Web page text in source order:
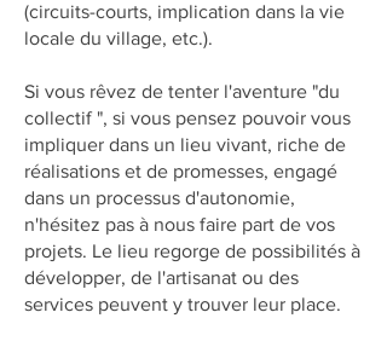
(circuits-courts, implication dans la vie
locale du village, etc.).
Si vous rêvez de tenter l'aventure "du
collectif ", si vous pensez pouvoir vous
impliquer dans un lieu vivant, riche de
réalisations et de promesses, engagé
dans un processus d'autonomie,
n'hésitez pas à nous faire part de vos
projets. Le lieu regorge de possibilités à
développer, de l'artisanat ou des
services peuvent y trouver leur place.